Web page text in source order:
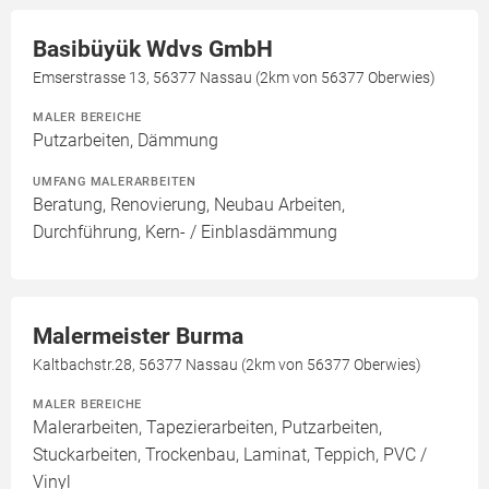
Basibüyük Wdvs GmbH
Emserstrasse 13, 56377 Nassau (2km von 56377 Oberwies)
MALER BEREICHE
Putzarbeiten, Dämmung
UMFANG MALERARBEITEN
Beratung, Renovierung, Neubau Arbeiten,
Durchführung, Kern- / Einblasdämmung
Malermeister Burma
Kaltbachstr.28, 56377 Nassau (2km von 56377 Oberwies)
MALER BEREICHE
Malerarbeiten, Tapezierarbeiten, Putzarbeiten,
Stuckarbeiten, Trockenbau, Laminat, Teppich, PVC /
Vinyl